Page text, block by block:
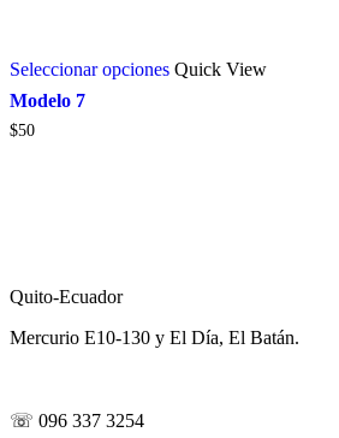
Seleccionar opciones Quick View
Modelo 7
$50
Quito-Ecuador
Mercurio E10-130 y El Día, El Batán.
☏ 096 337 3254